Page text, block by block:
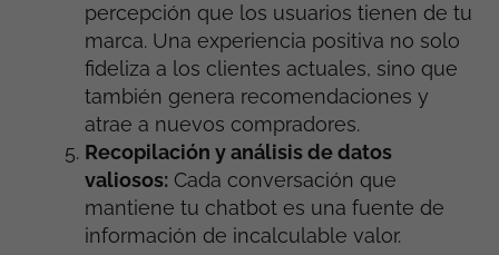
percepción que los usuarios tienen de tu
marca. Una experiencia positiva no solo
fideliza a los clientes actuales, sino que
también genera recomendaciones y
atrae a nuevos compradores.
Recopilación y análisis de datos
valiosos: Cada conversación que
mantiene tu chatbot es una fuente de
información de incalculable valor.